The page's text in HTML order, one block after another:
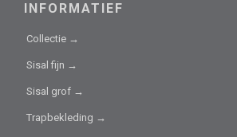
INFORMATIEF
Collectie →
Sisal fijn →
Sisal grof →
Trapbekleding →